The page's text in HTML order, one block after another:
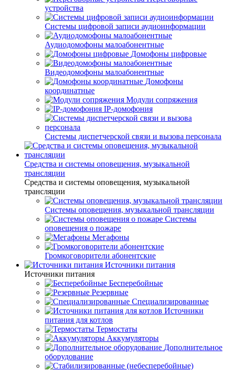
устройства
Системы цифровой записи аудиоинформации
Аудиодомофоны малоабонентные
Домофоны цифровые
Видеодомофоны малоабонентные
Домофоны
координатные
Модули сопряжения
IP-домофония
Системы диспетчерской связи и вызова персонала
Средства и системы оповещения, музыкальной
трансляции
Средства и системы оповещения, музыкальной
трансляции
Системы оповещения, музыкальной трансляции
Системы
оповещения о пожаре
Мегафоны
Громкоговорители абонентские
Источники питания
Источники питания
Бесперебойные
Резервные
Специализированные
Источники
питания для котлов
Термостаты
Аккумуляторы
Дополнительное
оборудование